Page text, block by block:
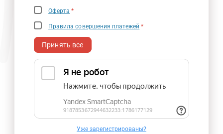
Оферта *
Правила совершения платежей *
Принять все
Уже зарегистрированы?